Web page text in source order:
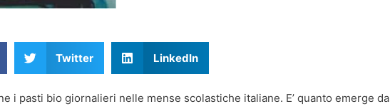
Twitter LinkedIn
i pasti bio giornalieri nelle mense scolastiche italiane. E’ quanto emerge da